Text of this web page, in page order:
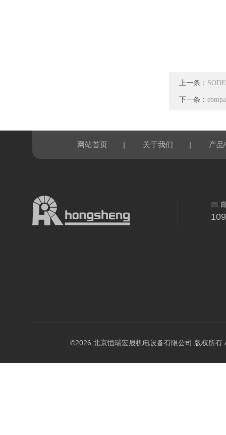
上一条：
下一条：
网站首页 | 关于我们 | 产品
©2026 北京恒瑞宏晟机电设备有限公司 版权所有